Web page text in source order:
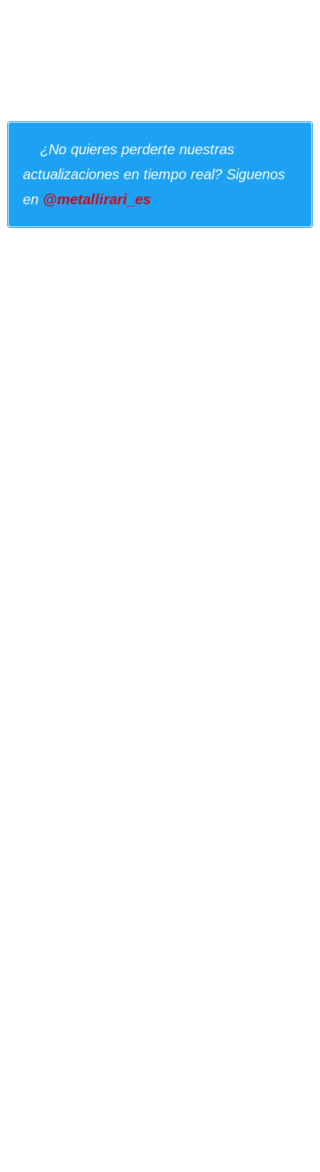
¿No quieres perderte nuestras
actualizaciones en tiempo real? Siguenos
en @metallirari_es